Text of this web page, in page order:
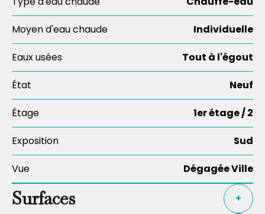
Moyen d'eau chaude Individuelle
Eaux usées Tout à l'égout
État Neuf
Étage 1er étage / 2
Exposition Sud
Vue Dégagée Ville
Surfaces +